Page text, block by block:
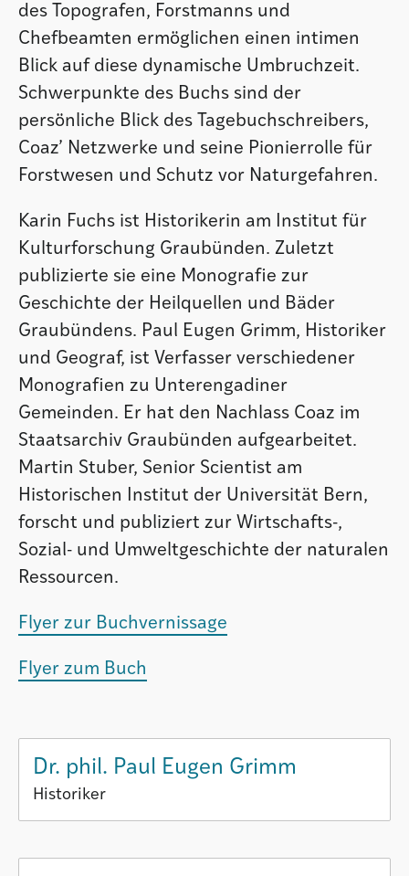
des Topografen, Forstmanns und
Chefbeamten ermöglichen einen intimen
Blick auf diese dynamische Umbruchzeit.
Schwerpunkte des Buchs sind der
persönliche Blick des Tagebuchschreibers,
Coaz’ Netzwerke und seine Pionierrolle für
Forstwesen und Schutz vor Naturgefahren.
Karin Fuchs ist Historikerin am Institut für
Kulturforschung Graubünden. Zuletzt
publizierte sie eine Monografie zur
Geschichte der Heilquellen und Bäder
Graubündens. Paul Eugen Grimm, Historiker
und Geograf, ist Verfasser verschiedener
Monografien zu Unterengadiner
Gemeinden. Er hat den Nachlass Coaz im
Staatsarchiv Graubünden aufgearbeitet.
Martin Stuber, Senior Scientist am
Historischen Institut der Universität Bern,
forscht und publiziert zur Wirtschafts-,
Sozial- und Umweltgeschichte der naturalen
Ressourcen.
Flyer zur Buchvernissage
Flyer zum Buch
Dr. phil. Paul Eugen Grimm
Historiker